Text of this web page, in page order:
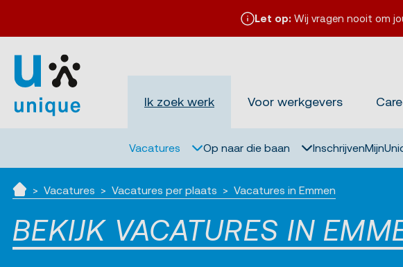
Let op: Wij vragen nooit om
Ik zoek werk Voor werkgevers
Vacatures Op naar die baan Inschrijven
Vacatures Vacatures per plaats Vacatures in Emmen
BEKIJK VACATURES IN